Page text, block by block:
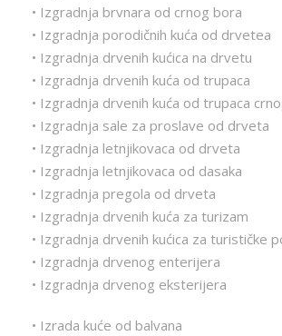
• Izgradnja brvnara od crnog bora
• Izgradnja porodičnih kuća od drvetea
• Izgradnja drvenih kućica na drvetu
• Izgradnja drvenih kuća od trupaca
• Izgradnja drvenih kuća od trupaca
• Izgradnja sale za proslave od drveta
• Izgradnja letnjikovaca od drveta
• Izgradnja letnjikovaca od dasaka
• Izgradnja pregola od drveta
• Izgradnja drvenih kuća za turizam
• Izgradnja drvenih kućica za turističke
• Izgradnja drvenog enterijera
• Izgradnja drvenog eksterijera
• Izrada kuće od balvana